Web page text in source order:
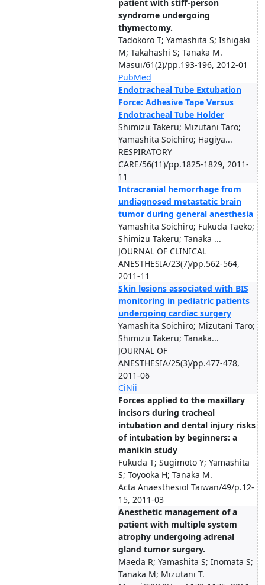
patient with stiff-person
syndrome undergoing
thymectomy.
Tadokoro T; Yamashita S; Ishigaki
M; Takahashi S; Tanaka M.
Masui/61(2)/pp.193-196, 2012-01
PubMed
Endotracheal Tube Extubation
Force: Adhesive Tape Versus
Endotracheal Tube Holder
Shimizu Takeru; Mizutani Taro;
Yamashita Soichiro; Hagiya...
RESPIRATORY
CARE/56(11)/pp.1825-1829, 2011-
11
Intracranial hemorrhage from
undiagnosed metastatic brain
tumor during general anesthesia
Yamashita Soichiro; Fukuda Taeko;
Shimizu Takeru; Tanaka ...
JOURNAL OF CLINICAL
ANESTHESIA/23(7)/pp.562-564,
2011-11
Skin lesions associated with BIS
monitoring in pediatric patients
undergoing cardiac surgery
Yamashita Soichiro; Mizutani Taro;
Shimizu Takeru; Tanaka...
JOURNAL OF
ANESTHESIA/25(3)/pp.477-478,
2011-06
CiNii
Forces applied to the maxillary
incisors during tracheal
intubation and dental injury risks
of intubation by beginners: a
manikin study
Fukuda T; Sugimoto Y; Yamashita
S; Toyooka H; Tanaka M.
Acta Anaesthesiol Taiwan/49/p.12-
15, 2011-03
Anesthetic management of a
patient with multiple system
atrophy undergoing adrenal
gland tumor surgery.
Maeda R; Yamashita S; Inomata S;
Tanaka M; Mizutani T.